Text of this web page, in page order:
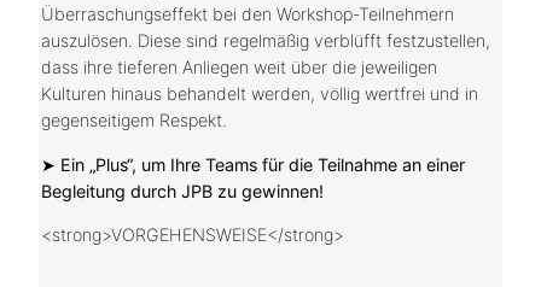
Überraschungseffekt bei den Workshop-Teilnehmern
auszulösen. Diese sind regelmäßig verblüfft festzustellen,
dass ihre tieferen Anliegen weit über die jeweiligen
Kulturen hinaus behandelt werden, völlig wertfrei und in
gegenseitigem Respekt.
➤ Ein „Plus“, um Ihre Teams für die Teilnahme an einer
Begleitung durch JPB zu gewinnen!
<strong>VORGEHENSWEISE</strong>